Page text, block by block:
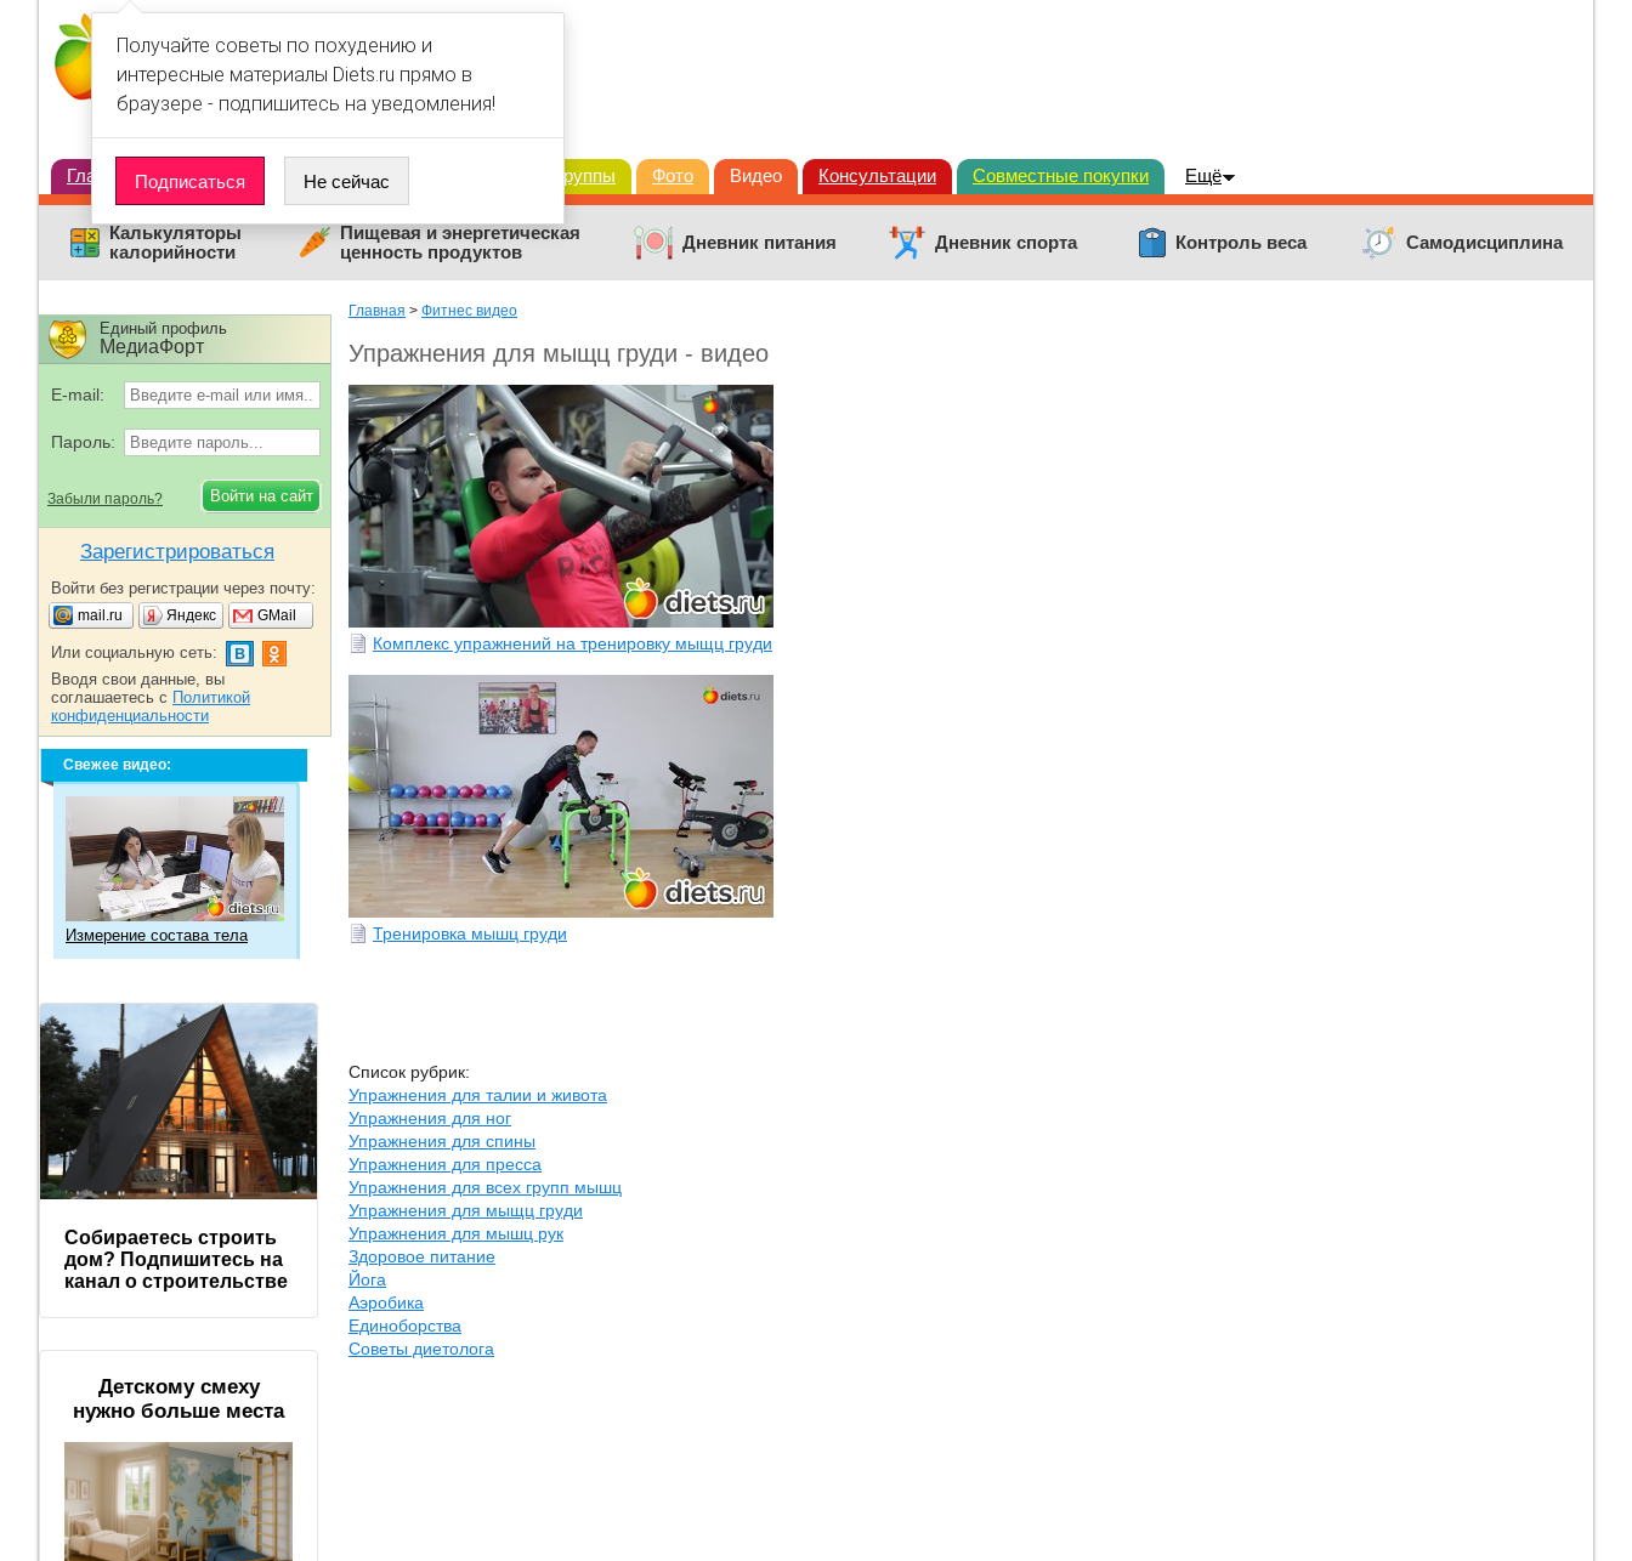
Главная Диеты Статьи Дневники Группы Фото Видео Консультации Совместные покупки Ещё
Калькуляторы
калорийности
Пищевая и энергетическая
ценность продуктов
Дневник питания Дневник спорта Контроль веса Самодисциплина
Главная > Фитнес видео
Упражнения для мыщц груди - видео
Комплекс упражнений на тренировку мыщц груди
Тренировка мышц груди
Список рубрик:
Упражнения для талии и живота
Упражнения для ног
Упражнения для спины
Упражнения для пресса
Упражнения для всех групп мышц
Упражнения для мыщц груди
Упражнения для мышц рук
Здоровое питание
Йога
Аэробика
Единоборства
Советы диетолога
Единый профиль
МедиаФорт
E-mail:
Пароль:
Забыли пароль?
Зарегистрироваться
Войти без регистрации через почту:
mail.ru Яндекс GMail
Или социальную сеть:
Вводя свои данные, вы
соглашаетесь с Политикой
конфиденциальности
Свежее видео:
Измерение состава тела
Собираетесь строить
дом? Подпишитесь на
канал о строительстве
Детскому смеху
нужно больше места
Получайте советы по похудению и
интересные материалы Diets.ru прямо в
браузере - подпишитесь на уведомления!
Подписаться Не сейчас